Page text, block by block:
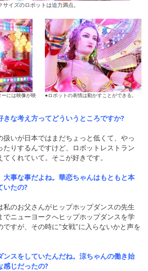
イズのロボットは迫力満点。
には映像が映
●ロボットの表情は動かすことができる。
きな考え方ってどういうところですか?
扱いが日本ではまだちょっと低くて、やっ
たりするんですけど、ロボットレストラン
くれていて。そこが好きです。
大事な事だよね。華恋ちゃんはもともと本
いたの?
私のお父さんがヒップホップダンスの先生
でニューヨークへヒップホップダンスを学
ですが、その時に"女戦"に入らないかと声を
ンスをしていたんだね。涼ちゃんの働き始
感じだったの?